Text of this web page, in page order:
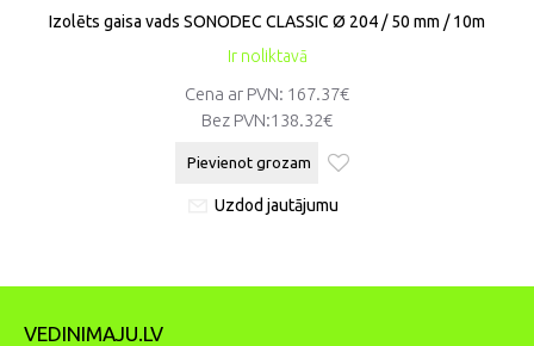
Ir noliktavā
Izolēts gaisa vads SONODEC CLASSIC Ø 204 / 50 mm / 10m
Cena ar PVN: 167.37€
Bez PVN:138.32€
Pievienot grozam
Uzdod jautājumu
VEDINIMAJU.LV